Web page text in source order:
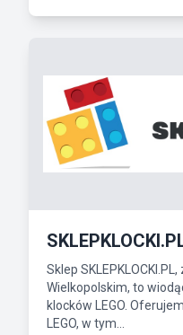
Sklep
Wielkopolskim, to
klocków LEGO.
LEGO, w tym...